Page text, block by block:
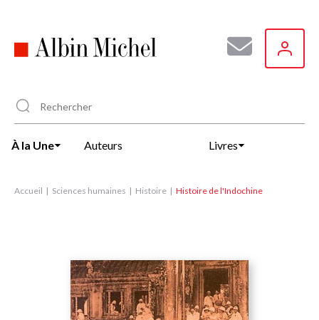
principal
À la Une Auteurs Livres
Accueil Sciences humaines Histoire Histoire de l'Indochine